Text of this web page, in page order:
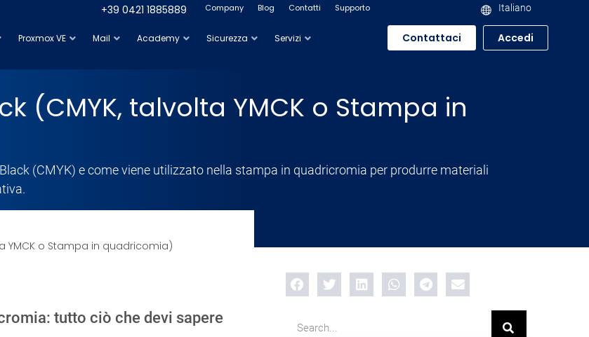
+39 0421 1885889 Company Blog Contatti Supporto Italiano
Proxmox VE Mail Academy Sicurezza Servizi Contattaci Accedi
(CMYK, talvolta YMCK o Stampa in
(CMYK) e come viene utilizzato nella stampa in quadricromia per produrre materiali
YMCK o Stampa in quadricomia)
tutto ciò che devi sapere